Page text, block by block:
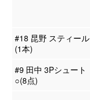
#18 昆野 スティール
(1本)
#9 田中 3Pシュート
○(8点)